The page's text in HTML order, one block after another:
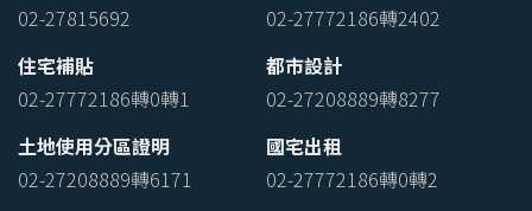
02-27815692
02-27772186轉2402
住宅補貼
02-27772186轉0轉1
都市設計
02-27208889轉8277
土地使用分區證明
02-27208889轉6171
國宅出租
02-27772186轉0轉2